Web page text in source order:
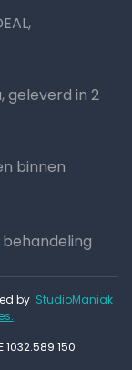
geleverd in 2
binnen
by StudioManiak .
1032.589.150